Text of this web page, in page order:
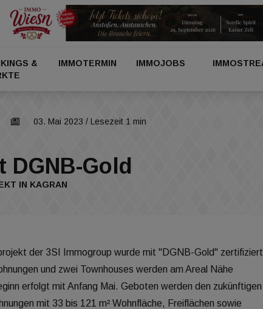
&
IMMOTERMIN IMMOJOBS
03. Mai 2023 / Lesezeit 1 min
Gold
IN KAGRAN
der 3SI Immogroup wurde mit "DGNB-Gold"
und zwei Townhouses werden am Areal Nähe
erfolgt mit Anfang Mai. Geboten werden den zukünftigen
mit 33 bis 121 m² Wohnfläche, Freiflächen sowie